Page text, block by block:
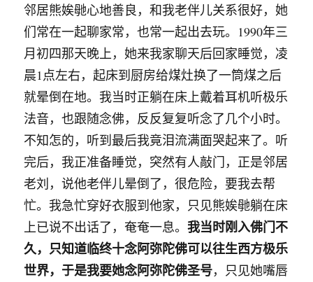
邻居熊娭毑心地善良，和我老伴儿关系很好，她
们常在一起聊家常，也常一起出去玩。1990年三
月初四那天晚上，她来我家聊天后回家睡觉，凌
晨1点左右，起床到厨房给煤灶换了一筒煤之后
就晕倒在地。我当时正躺在床上戴着耳机听极乐
法音，也跟随念佛，反反复复听念了几个小时。
不知怎的，听到最后我竟泪流满面哭起来了。听
完后，我正准备睡觉，突然有人敲门，正是邻居
老刘，说他老伴儿晕倒了，很危险，要我去帮
忙。我急忙穿好衣服到他家，只见熊娭毑躺在床
上已说不出话了，奄奄一息。我当时刚入佛门不
久，只知道临终十念阿弥陀佛可以往生西方极乐
世界，于是我要她念阿弥陀佛圣号，只见她嘴唇